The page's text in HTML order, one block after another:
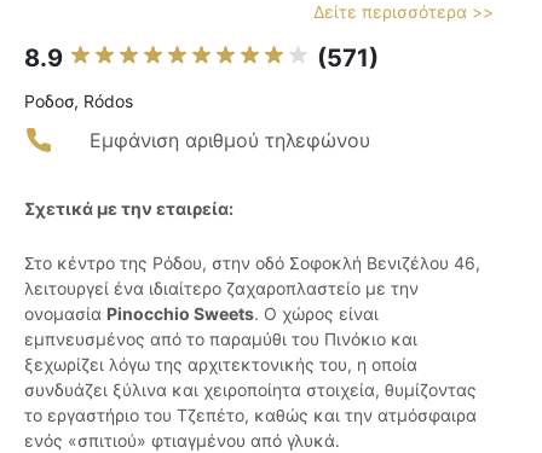
Δείτε περισσότερα >>
8.9 (571)
Ροδοσ, Ródos
Εμφάνιση αριθμού τηλεφώνου
Σχετικά με την εταιρεία:
Στο κέντρο της Ρόδου, στην οδό Σοφοκλή Βενιζέλου 46,
λειτουργεί ένα ιδιαίτερο ζαχαροπλαστείο με την
ονομασία Pinocchio Sweets. Ο χώρος είναι
εμπνευσμένος από το παραμύθι του Πινόκιο και
ξεχωρίζει λόγω της αρχιτεκτονικής του, η οποία
συνδυάζει ξύλινα και χειροποίητα στοιχεία, θυμίζοντας
το εργαστήριο του Τζεπέτο, καθώς και την ατμόσφαιρα
ενός «σπιτιού» φτιαγμένου από γλυκά.